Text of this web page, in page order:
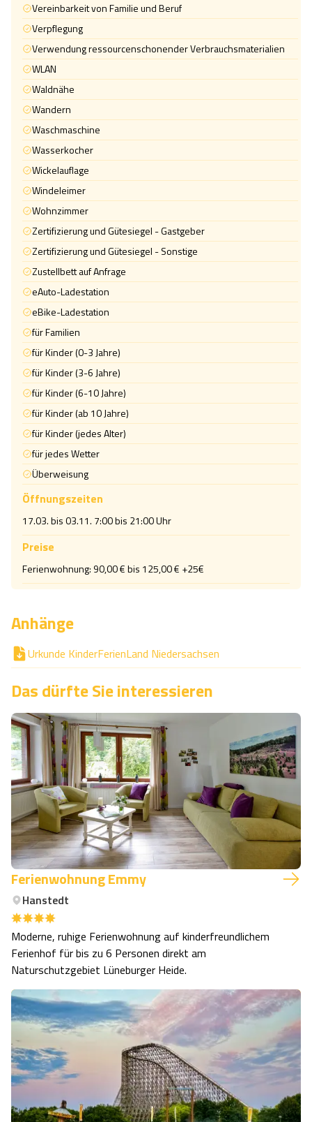
Anhänge
Urkunde KinderFerienLand Niedersachsen
Das dürfte Sie interessieren
Ferienwohnung Emmy
Hanstedt
Moderne, ruhige Ferienwohnung auf kinderfreundlichem
Ferienhof für bis zu 6 Personen direkt am
Naturschutzgebiet Lüneburger Heide.
Vereinbarkeit von Familie und Beruf
Verpflegung
Verwendung ressourcenschonender Verbrauchsmaterialien
WLAN
Waldnähe
Wandern
Waschmaschine
Wasserkocher
Wickelauflage
Windeleimer
Wohnzimmer
Zertifizierung und Gütesiegel - Gastgeber
Zertifizierung und Gütesiegel - Sonstige
Zustellbett auf Anfrage
eAuto-Ladestation
eBike-Ladestation
für Familien
für Kinder (0-3 Jahre)
für Kinder (3-6 Jahre)
für Kinder (6-10 Jahre)
für Kinder (ab 10 Jahre)
für Kinder (jedes Alter)
für jedes Wetter
Überweisung
Öffnungszeiten
17.03. bis 03.11. 7:00 bis 21:00 Uhr
Preise
Ferienwohnung: 90,00 € bis 125,00 € +25€